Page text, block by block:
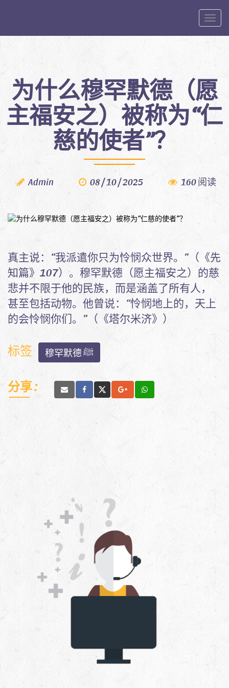
为什么穆罕默德（愿
主福安之）被称为“仁
慈的使者”？
Admin 08 / 10 / 2025 160 阅读
真主说：“我派遣你只为怜悯众世界。”（《先
知篇》107）。穆罕默德（愿主福安之）的慈
悲并不限于他的民族，而是涵盖了所有人，
甚至包括动物。他曾说：“怜悯地上的，天上
的会怜悯你们。”（《塔尔米济》）
标签 穆罕默德 ﷺ
分享 :